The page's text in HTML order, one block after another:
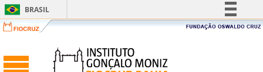
BRASIL
Simplifique!